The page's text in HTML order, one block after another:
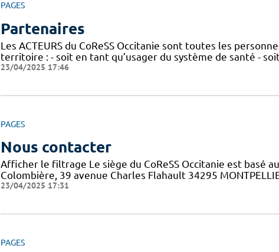
PAGES
Partenaires
Les ACTEURS du CoReSS Occitanie sont toutes les
territoire : - soit en tant qu’usager du système de santé -
23/04/2025 17:46
PAGES
Nous contacter
Afficher le filtrage Le siège du CoReSS Occitanie est basé
Colombière, 39 avenue Charles Flahault 34295
23/04/2025 17:31
PAGES